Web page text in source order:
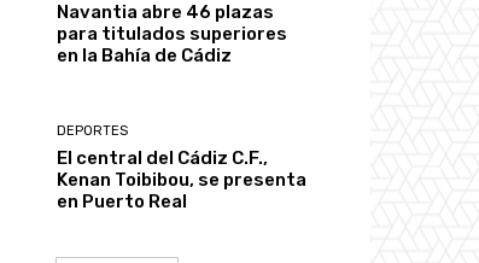
Navantia abre 46 plazas
para titulados superiores
en la Bahía de Cádiz
DEPORTES
El central del Cádiz C.F.,
Kenan Toibibou, se presenta
en Puerto Real